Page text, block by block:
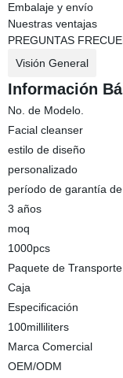
Embalaje y envío
Nuestras ventajas
PREGUNTAS
Visión General
Información
No. de Modelo.
Facial cleanser
estilo de diseño
personalizado
período de garantía
3 años
moq
1000pcs
Paquete de Transporte
Caja
Especificación
100milliliters
Marca Comercial
OEM/ODM